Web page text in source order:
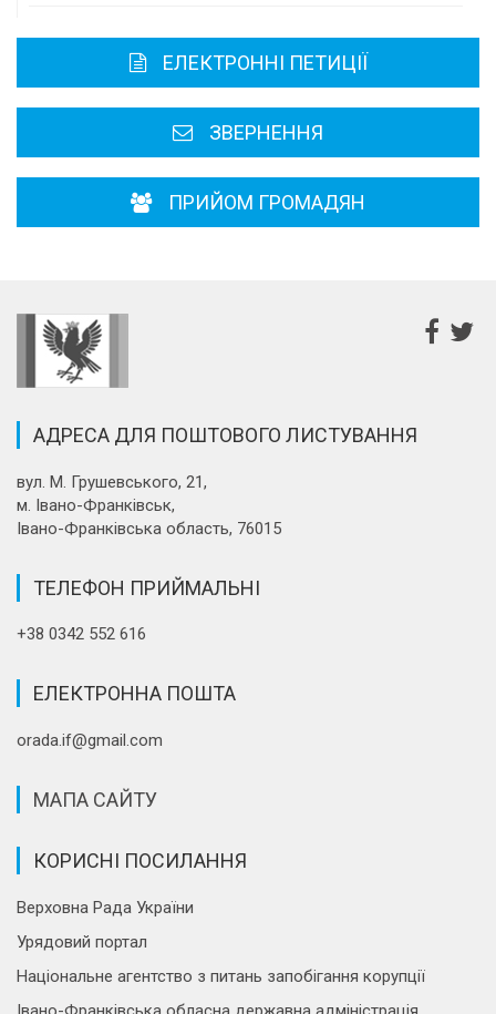
Районні, міські ради
ЕЛЕКТРОННІ ПЕТИЦІЇ
ЗВЕРНЕННЯ
ПРИЙОМ ГРОМАДЯН
АДРЕСА ДЛЯ ПОШТОВОГО ЛИСТУВАННЯ
вул. М. Грушевського, 21,
м. Івано-Франківськ,
Івано-Франківська область, 76015
ТЕЛЕФОН ПРИЙМАЛЬНІ
+38 0342 552 616
ЕЛЕКТРОННА ПОШТА
orada.if@gmail.com
МАПА САЙТУ
КОРИСНІ ПОСИЛАННЯ
Верховна Рада України
Урядовий портал
Національне агентство з питань запобігання корупції